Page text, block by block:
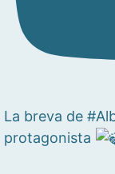
La breva de
protagonista